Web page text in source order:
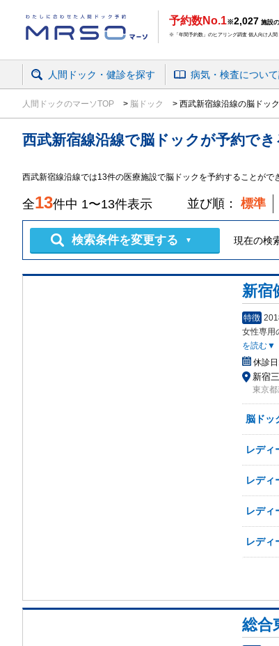
予約数No.1※2,027 施設
※「年間予約数」のヒアリング調査 個人向け人
人間ドック・健診を探す 病気・検査について
人間ドックのマーソTOP 脳ドック 西武新宿線沿線の脳ドッ
西武新宿線沿線で脳ドックが予約でき
西武新宿線沿線では13件の医療施設で脳ドックを予約することが
全13件中 1〜13件表示 並び順： 標準
検索条件を変更する ▼ 現在の検
新宿
特徴
女性専用
を読む▼
休診
新宿
東京
脳ドッ
レディ
レディ
レディ
レディ
総合